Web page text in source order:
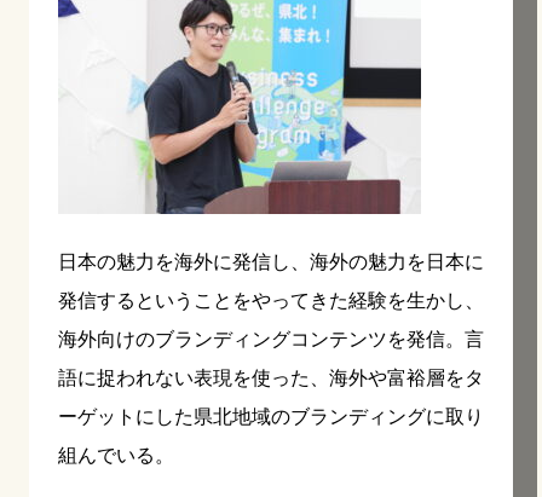
日本の魅力を海外に発信し、海外の魅力を日本に
発信するということをやってきた経験を生かし、
海外向けのブランディングコンテンツを発信。言
語に捉われない表現を使った、海外や富裕層をタ
ーゲットにした県北地域のブランディングに取り
組んでいる。